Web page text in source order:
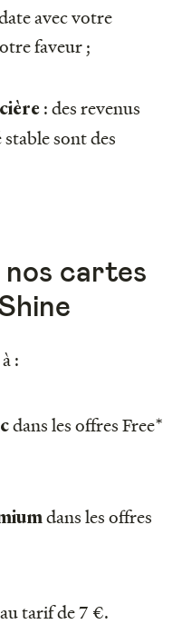
avec votre
faveur ;
: des revenus
sont des
cartes
:
dans les offres Free*
dans les offres
tarif de 7 €.